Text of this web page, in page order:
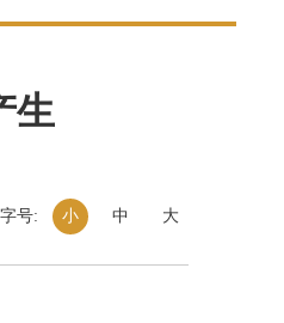
生
字号: 小 中 大